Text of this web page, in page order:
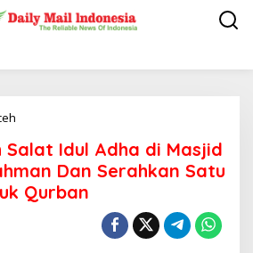
p
o
l
d
Salat Idul Adha di Masjid
Dan Serahkan Satu
Qurban